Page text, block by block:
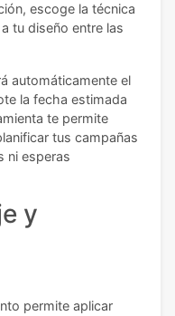
escoge la técnica
tu diseño entre las
automáticamente el
la fecha estimada
te permite
tus campañas
ni esperas
y
permite aplicar